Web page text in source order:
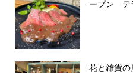
ープン テ
花と雑貨